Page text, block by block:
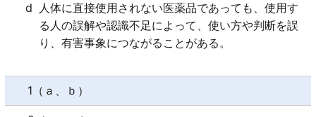
d 人体に直接使用されない医薬品であっても、使用す
る人の誤解や認識不足によって、使い方や判断を誤
り、有害事象につながることがある。
1（ａ、ｂ）